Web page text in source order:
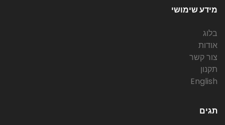
מידע שימושי
בלוג
אודות
צור קשר
תקנון
English
תגים